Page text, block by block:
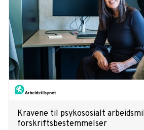
Kravene til psykososialt
forskriftsbestemmelser